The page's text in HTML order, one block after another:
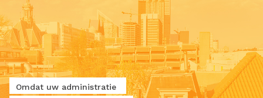
Omdat uw administratie